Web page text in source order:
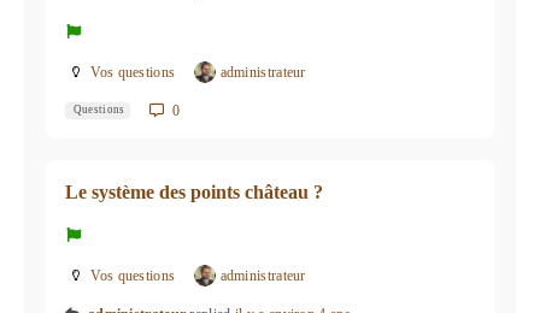
Vos questions administrateur
Questions 0
Le système des points château ?
Vos questions administrateur